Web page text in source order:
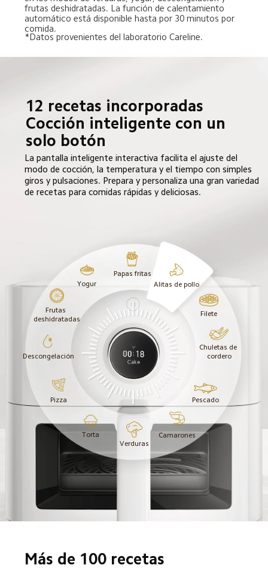
frutas deshidratadas. La función de calentamiento
automático está disponible hasta por 30 minutos por
comida.
*Datos provenientes del laboratorio Careline.
12 recetas incorporadas
Cocción inteligente con un
solo botón
La pantalla inteligente interactiva facilita el ajuste del
modo de cocción, la temperatura y el tiempo con simples
giros y pulsaciones. Prepara y personaliza una gran variedad
de recetas para comidas rápidas y deliciosas.
Yogur
Papas fritas
Alitas de pollo
Frutas
deshidratadas
Filete
Descongelación
Chuletas de
cordero
Pizza Pescado
Torta
Verduras
Camarones
Más de 100 recetas